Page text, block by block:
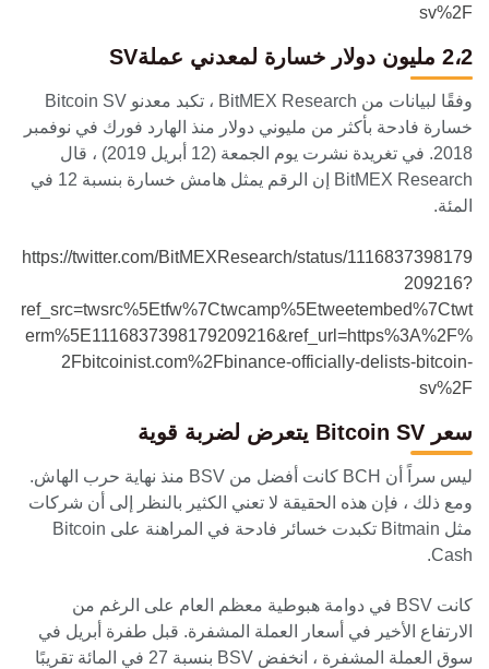
sv%2F
2،2 مليون دولار خسارة لمعدني عملةSV
وفقًا لبيانات من BitMEX Research ، تكبد معدنو Bitcoin SV
خسارة فادحة بأكثر من مليوني دولار منذ الهارد فورك في نوفمبر
2018. في تغريدة نشرت يوم الجمعة (12 أبريل 2019) ، قال
BitMEX Research إن الرقم يمثل هامش خسارة بنسبة 12 في
المئة.
https://twitter.com/BitMEXResearch/status/1116837398179
209216?
ref_src=twsrc%5Etfw%7Ctwcamp%5Etweetembed%7Ctwt
erm%5E1116837398179209216&ref_url=https%3A%2F%
2Fbitcoinist.com%2Fbinance-officially-delists-bitcoin-
sv%2F
سعر Bitcoin SV يتعرض لضربة قوية
ليس سراً أن BCH كانت أفضل من BSV منذ نهاية حرب الهاش.
ومع ذلك ، فإن هذه الحقيقة لا تعني الكثير بالنظر إلى أن شركات
مثل Bitmain تكبدت خسائر فادحة في المراهنة على Bitcoin
Cash.
كانت BSV في دوامة هبوطية معظم العام على الرغم من
الارتفاع الأخير في أسعار العملة المشفرة. قبل طفرة أبريل في
سوق العملة المشفرة ، انخفض BSV بنسبة 27 في المائة تقريبًا